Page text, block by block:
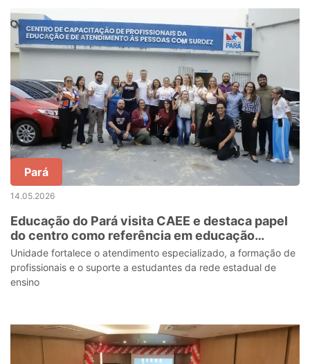
Pará
14.05.2026
Educação do Pará visita CAEE e destaca papel
do centro como referência em educação
inclusiva
Unidade fortalece o atendimento especializado, a formação de
profissionais e o suporte a estudantes da rede estadual de
ensino